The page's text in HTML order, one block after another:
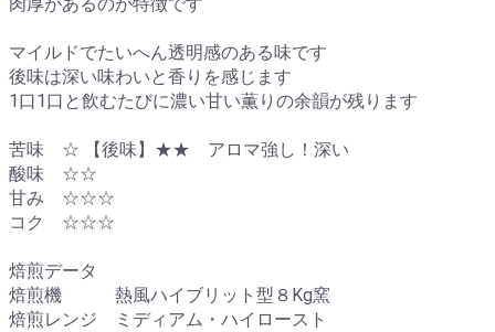
マイルドでたいへん透明感のある味です
後味は深い味わいと香りを感じます
1口1口と飲むたびに濃い甘い薫りの余韻が残ります
苦味 ☆ 【後味】★★ アロマ強し！深い
酸味 ☆☆
甘み ☆☆☆
コク ☆☆☆
焙煎データ
焙煎機 熱風ハイブリット型８Kg窯
焙煎レンジ ミディアム・ハイロースト